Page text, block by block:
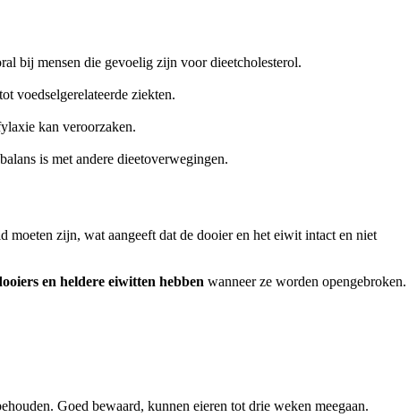
bij mensen die gevoelig zijn voor dieetcholesterol.
voedselgerelateerde ziekten.
kan veroorzaken.
is met andere dieetoverwegingen.
moeten zijn, wat aangeeft dat de dooier en het eiwit intact en niet
en heldere eiwitten hebben wanneer ze worden opengebroken.
Goed bewaard, kunnen eieren tot drie weken meegaan.